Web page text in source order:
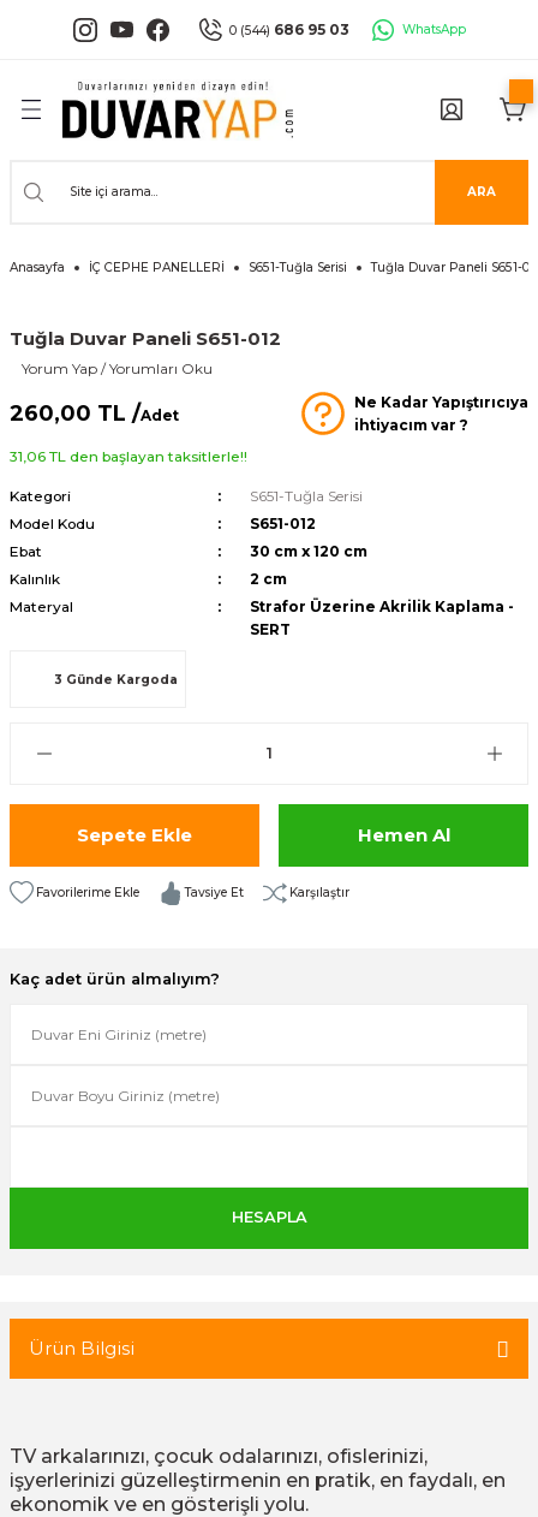
0 (544) 686 95 03 WhatsApp
Geri Dön
933
Geri Dön
PANELLER
Geri Dön
Geri Dön
Panel
Geri Dön
Paneller
Geri Dön
ARA
Anasayfa İÇ CEPHE PANELLERİ S651-Tuğla Serisi Tuğla Duvar Paneli S651-
Tuğla Duvar Paneli S651-012
Yorum Yap / Yorumları Oku
260,00 TL /Adet
Ne Kadar Yapıştırıcıya
ihtiyacım var ?
31,06 TL den başlayan taksitlerle!!
Kategori
S651-Tuğla Serisi
Model Kodu
S651-012
Ebat
30 cm x 120 cm
Kalınlık
2 cm
Materyal
Strafor Üzerine Akrilik Kaplama -
SERT
3 Günde Kargoda
Sepete Ekle Hemen Al
Tavsiye Et Karşılaştır
Kaç adet ürün almalıyım?
Ürün Bilgisi
TV arkalarınızı, çocuk odalarınızı, ofislerinizi,
işyerlerinizi güzelleştirmenin en pratik, en faydalı, en
ekonomik ve en gösterişli yolu.